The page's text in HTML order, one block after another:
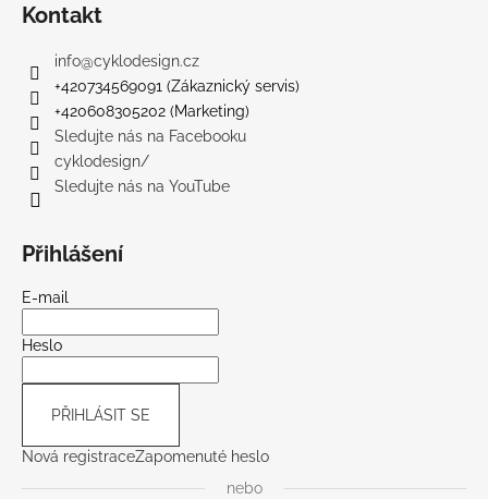
Kontakt
info@cyklodesign.cz
+420734569091 (Zákaznický servis)
+420608305202 (Marketing)
Sledujte nás na Facebooku
cyklodesign/
Sledujte nás na YouTube
Přihlášení
E-mail
Heslo
PŘIHLÁSIT SE
Nová registraceZapomenuté heslo
nebo